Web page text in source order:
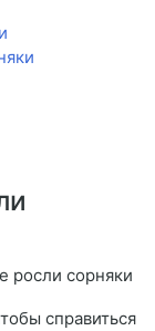
справиться